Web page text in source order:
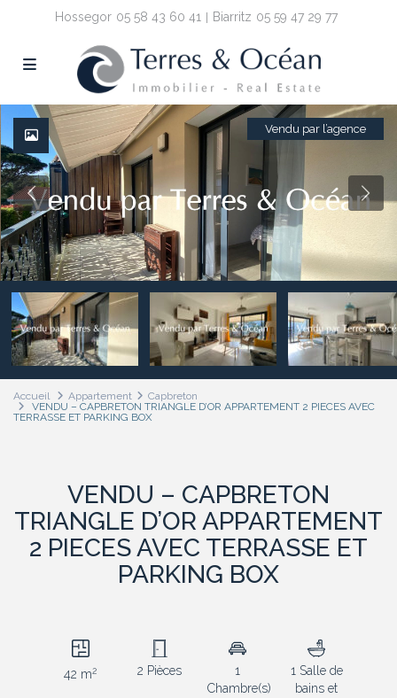
Hossegor 05 58 43 60 41 Biarritz 05 59 47 29 77
Vendu par l’agence
Accueil Appartement
Capbreton
VENDU – CAPBRETON TRIANGLE D’OR APPARTEMENT 2 PIECES AVEC
TERRASSE ET PARKING BOX
VENDU – CAPBRETON
TRIANGLE D’OR APPARTEMENT
2 PIECES AVEC TERRASSE ET
PARKING BOX
42 m2 2 Pièces
1
Chambre(s)
1 Salle de
bains et